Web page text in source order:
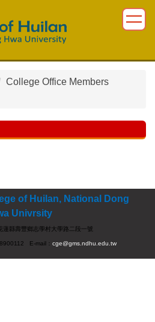
College Office Members
of Huilan, National Dong
Univrsity
縣壽豐鄉志學村大學路二段一號
E-mail： cge@gms.ndhu.edu.tw